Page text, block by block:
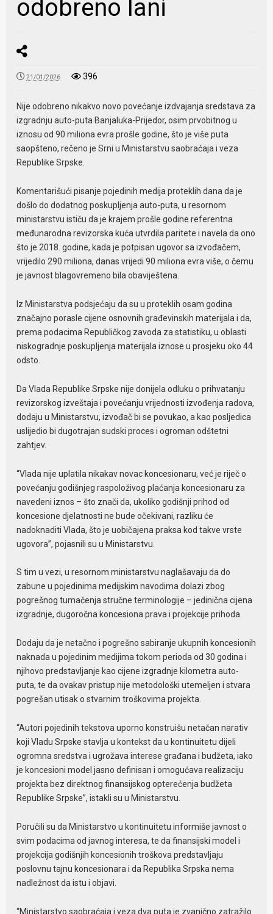
odobreno lani
21/01/2026 396
Nije odobreno nikakvo novo povećanje izdvajanja sredstava za
izgradnju auto-puta Banjaluka-Prijedor, osim prvobitnog u
iznosu od 90 miliona evra prošle godine, što je više puta
saopšteno, rečeno je Srni u Ministarstvu saobraćaja i veza
Republike Srpske.
Komentarišući pisanje pojedinih medija proteklih dana da je
došlo do dodatnog poskupljenja auto-puta, u resornom
ministarstvu ističu da je krajem prošle godine referentna
međunarodna revizorska kuća utvrdila paritete i navela da ono
što je 2018. godine, kada je potpisan ugovor sa izvođačem,
vrijedilo 290 miliona, danas vrijedi 90 miliona evra više, o čemu
je javnost blagovremeno bila obaviještena.
Iz Ministarstva podsjećaju da su u proteklih osam godina
značajno porasle cijene osnovnih građevinskih materijala i da,
prema podacima Republičkog zavoda za statistiku, u oblasti
niskogradnje poskupljenja materijala iznose u prosjeku oko 44
odsto.
Da Vlada Republike Srpske nije donijela odluku o prihvatanju
revizorskog izveštaja i povećanju vrijednosti izvođenja radova,
dodaju u Ministarstvu, izvođač bi se povukao, a kao posljedica
uslijedio bi dugotrajan sudski proces i ogroman odštetni
zahtjev.
“Vlada nije uplatila nikakav novac koncesionaru, već je riječ o
povećanju godišnjeg raspoloživog plaćanja koncesionaru za
navedeni iznos – što znači da, ukoliko godišnji prihod od
koncesione djelatnosti ne bude očekivani, razliku će
nadoknaditi Vlada, što je uobičajena praksa kod takve vrste
ugovora”, pojasnili su u Ministarstvu.
S tim u vezi, u resornom ministarstvu naglašavaju da do
zabune u pojedinima medijskim navodima dolazi zbog
pogrešnog tumačenja stručne terminologije – jedinična cijena
izgradnje, dugoročna koncesiona prava i projekcije prihoda.
Dodaju da je netačno i pogrešno sabiranje ukupnih koncesionih
naknada u pojedinim medijima tokom perioda od 30 godina i
njihovo predstavljanje kao cijene izgradnje kilometra auto-
puta, te da ovakav pristup nije metodološki utemeljen i stvara
pogrešan utisak o stvarnim troškovima projekta.
“Autori pojedinih tekstova uporno konstruišu netačan narativ
koji Vladu Srpske stavlja u kontekst da u kontinuitetu dijeli
ogromna sredstva i ugrožava interese građana i budžeta, iako
je koncesioni model jasno definisan i omogućava realizaciju
projekta bez direktnog finansijskog opterećenja budžeta
Republike Srpske”, istakli su u Ministarstvu.
Poručili su da Ministarstvo u kontinuitetu informiše javnost o
svim podacima od javnog interesa, te da finansijski model i
projekcija godišnjih koncesionih troškova predstavljaju
poslovnu tajnu koncesionara i da Republika Srpska nema
nadležnost da istu i objavi.
“Ministarstvo saobraćaja i veza dva puta je zvanično zatražilo